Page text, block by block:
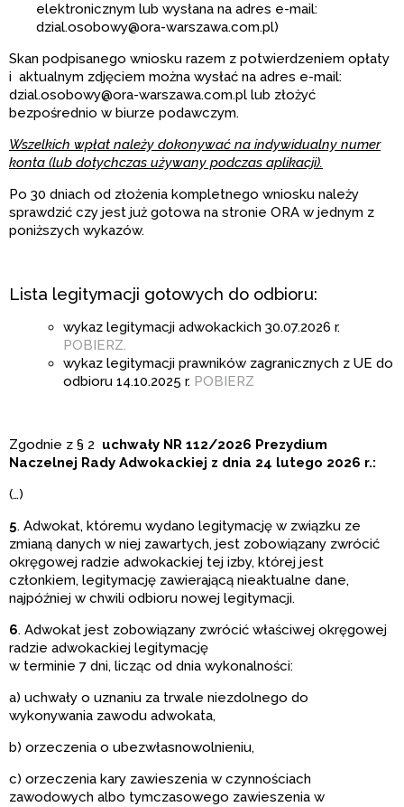
elektronicznym lub wysłana na adres e-mail:
dzial.osobowy@ora-warszawa.com.pl)
Skan podpisanego wniosku razem z potwierdzeniem opłaty
i aktualnym zdjęciem można wysłać na adres e-mail:
dzial.osobowy@ora-warszawa.com.pl lub złożyć
bezpośrednio w biurze podawczym.
Wszelkich wpłat należy dokonywać na indywidualny numer
konta (lub dotychczas używany podczas aplikacji).
Po 30 dniach od złożenia kompletnego wniosku należy
sprawdzić czy jest już gotowa na stronie ORA w jednym z
poniższych wykazów.
Lista legitymacji gotowych do odbioru:
wykaz legitymacji adwokackich 30.07.2026 r.
POBIERZ.
wykaz legitymacji prawników zagranicznych z UE do
odbioru 14.10.2025 r. POBIERZ
Zgodnie z § 2 uchwały NR 112/2026 Prezydium
Naczelnej Rady Adwokackiej z dnia 24 lutego 2026 r.:
(…)
5. Adwokat, któremu wydano legitymację w związku ze
zmianą danych w niej zawartych, jest zobowiązany zwrócić
okręgowej radzie adwokackiej tej izby, której jest
członkiem, legitymację zawierającą nieaktualne dane,
najpóźniej w chwili odbioru nowej legitymacji.
6. Adwokat jest zobowiązany zwrócić właściwej okręgowej
radzie adwokackiej legitymację
w terminie 7 dni, licząc od dnia wykonalności:
a) uchwały o uznaniu za trwale niezdolnego do
wykonywania zawodu adwokata,
b) orzeczenia o ubezwłasnowolnieniu,
c) orzeczenia kary zawieszenia w czynnościach
zawodowych albo tymczasowego zawieszenia w